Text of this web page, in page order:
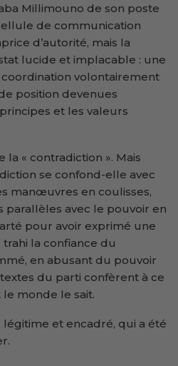
Millimouno de son poste
de communication
d’autorité, mais la
lucide et implacable : une
volontairement
position devenues
et les valeurs
la « contradiction ». Mais
se confond-elle avec
manœuvres en coulisses,
parallèles avec le pouvoir en
pour avoir exprimé une
la confiance du
en abusant du pouvoir
du parti confèrent à ce
monde le sait.
légitime et encadré, qui a été